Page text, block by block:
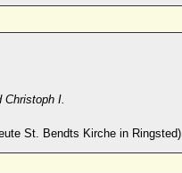
Christoph I.
St. Bendts Kirche in Ringsted)